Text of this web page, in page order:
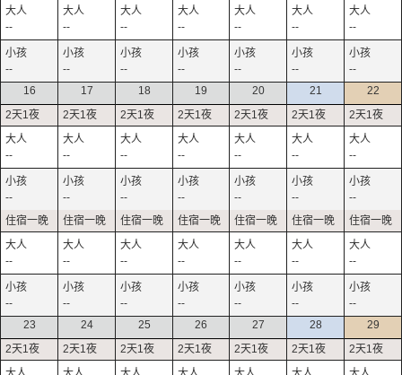
--
--
--
--
--
--
--
--
--
--
--
--
--
--
16
--
--
--
--
17
--
--
--
--
18
--
--
--
--
19
--
--
--
--
20
--
--
--
--
21
--
--
--
--
22
--
--
--
--
23
24 25 26 27 28 29